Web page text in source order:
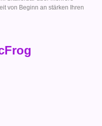
von Beginn an stärken Ihren